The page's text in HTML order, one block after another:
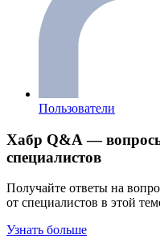
Пользователи
Хабр Q&A —
специалистов
Получайте ответы на
от специалистов в этой
Узнать больше